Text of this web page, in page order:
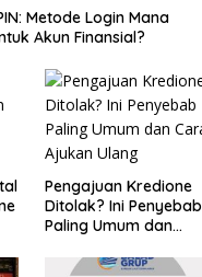
Metode Login Mana
Akun Finansial?
Pengajuan Kredione
Ditolak? Ini Penyebab
Paling Umum dan